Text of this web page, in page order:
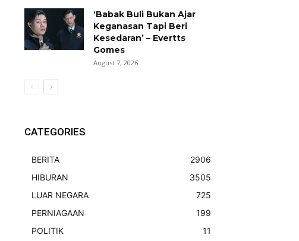
‘Babak Buli Bukan Ajar
Keganasan Tapi Beri
Kesedaran’ – Evertts
Gomes
August 7, 2026
CATEGORIES
BERITA
2906
HIBURAN
3505
LUAR NEGARA
725
PERNIAGAAN
199
POLITIK
11